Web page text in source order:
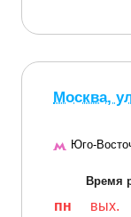
Москва,
Юго-
Время
пн
вых.